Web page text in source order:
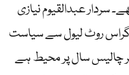
سردار عبدالقیوم نیازی
گراس روٹ لیول سے سیاست
چالیس سال پر محیط ہے